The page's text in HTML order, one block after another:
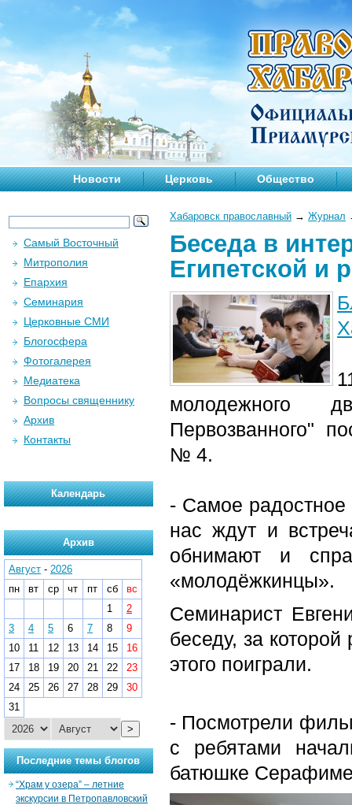
Новости Церковь Общество
Хабаровск православный → Журнал
Беседа в
Египетской и
молодежного
Первозванного"
№ 4.
- Самое радостное
нас ждут и
обнимают и
«молодёжкинцы».
Семинарист
беседу, за
этого поиграли.
- Посмотрели
с ребятами
батюшке
Самый Восточный
Митрополия
Епархия
Семинария
Церковные СМИ
Блогосфера
Фотогалерея
Медиатека
Вопросы священнику
Архив
Контакты
Календарь
Архив
Август - 2026
пн
вт ср чт пт сб
вс
1
2
3
4 5 6 7 8
9
10
11 12 13 14 15
16
17
18 19 20 21 22
23
24
25 26 27 28 29
30
31
>
Последние темы блогов
“Храм у озера” – летние
экскурсии в Петропавловский